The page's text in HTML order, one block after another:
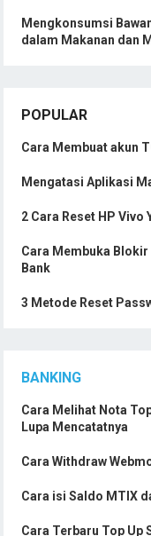
Mengkonsumsi
dalam Makanan dan
POPULAR
Cara Membuat akun
Mengatasi Aplikasi
2 Cara Reset HP
Cara Membuka
Bank
3 Metode Reset
BANKING
Cara Melihat Nota
Lupa Mencatatnya
Cara Withdraw
Cara isi Saldo MTIX
Cara Terbaru Top Up